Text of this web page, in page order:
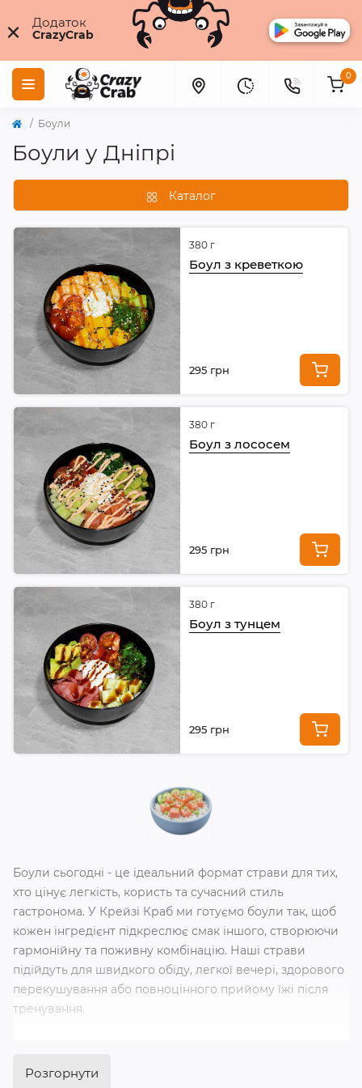
0
Боули
Боули у Дніпрі
Каталог
380 г
Боул з креветкою
295 грн
380 г
Боул з лососем
295 грн
380 г
Боул з тунцем
295 грн
Боули сьогодні - це ідеальний формат страви для тих,
хто цінує легкість, користь та сучасний стиль
гастронома. У Крейзі Краб ми готуємо боули так, щоб
кожен інгредієнт підкреслює смак іншого, створюючи
гармонійну та поживну комбінацію. Наші страви
підійдуть для швидкого обіду, легкої вечері, здорового
перекушування або повноцінного прийому їжі після
тренування.
ресторанною якістю, можна легко оформити у Дніпрі
Розгорнути
× Додаток
CrazyCrab